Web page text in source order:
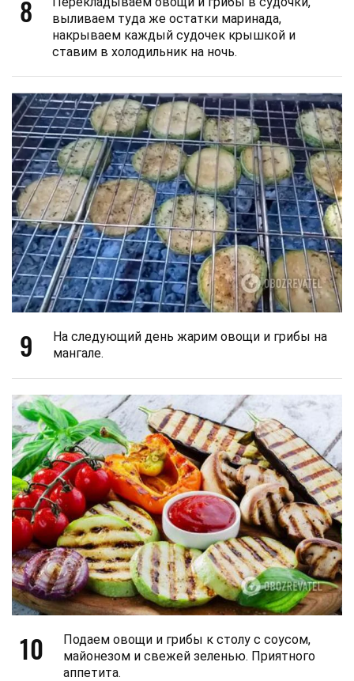
8
выливаем туда же остатки маринада,
накрываем каждый судочек крышкой и
ставим в холодильник на ночь.
9
На следующий день жарим овощи и грибы на
мангале.
10
Подаем овощи и грибы к столу с соусом,
майонезом и свежей зеленью. Приятного
аппетита.